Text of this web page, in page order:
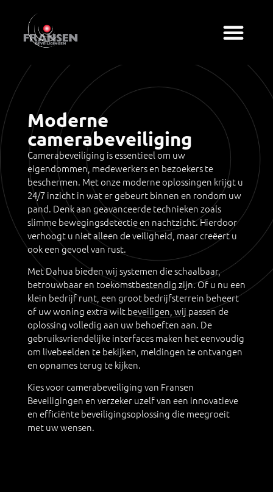
Moderne
camerabeveiliging
Camerabeveiliging is essentieel om uw
eigendommen, medewerkers en bezoekers te
beschermen. Met onze moderne oplossingen krijgt u
24/7 inzicht in wat er gebeurt binnen en rondom uw
pand. Denk aan geavanceerde technieken zoals
slimme bewegingsdetectie en nachtzicht. Hierdoor
verhoogt u niet alleen de veiligheid, maar creëert u
ook een gevoel van rust.
Met Dahua bieden wij systemen die schaalbaar,
betrouwbaar en toekomstbestendig zijn. Of u nu een
klein bedrijf runt, een groot bedrijfsterrein beheert
of uw woning extra wilt beveiligen, wij passen de
oplossing volledig aan uw behoeften aan. De
gebruiksvriendelijke interfaces maken het eenvoudig
om livebeelden te bekijken, meldingen te ontvangen
en opnames terug te kijken.
Kies voor camerabeveiliging van Fransen
Beveiligingen en verzeker uzelf van een innovatieve
en efficiënte beveiligingsoplossing die meegroeit
met uw wensen.